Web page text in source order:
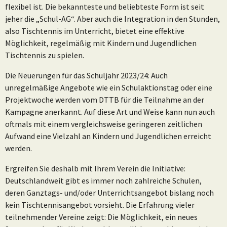
flexibel ist. Die bekannteste und beliebteste Form ist seit
jeher die „Schul-AG“. Aber auch die Integration in den Stunden,
also Tischtennis im Unterricht, bietet eine effektive
Möglichkeit, regelmäßig mit Kindern und Jugendlichen
Tischtennis zu spielen.
Die Neuerungen für das Schuljahr 2023/24: Auch
unregelmäßige Angebote wie ein Schulaktionstag oder eine
Projektwoche werden vom DTTB für die Teilnahme an der
Kampagne anerkannt. Auf diese Art und Weise kann nun auch
oftmals mit einem vergleichsweise geringeren zeitlichen
Aufwand eine Vielzahl an Kindern und Jugendlichen erreicht
werden.
Ergreifen Sie deshalb mit Ihrem Verein die Initiative:
Deutschlandweit gibt es immer noch zahlreiche Schulen,
deren Ganztags- und/oder Unterrichtsangebot bislang noch
kein Tischtennisangebot vorsieht. Die Erfahrung vieler
teilnehmender Vereine zeigt: Die Möglichkeit, ein neues